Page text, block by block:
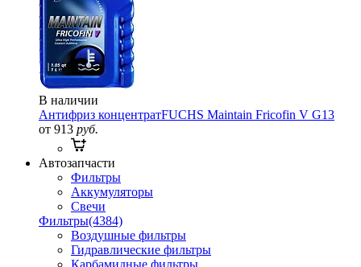
В наличии
Антифриз концентратFUCHS Maintain Fricofin V G13
от 913 руб.
Автозапчасти
Фильтры
Аккумуляторы
Свечи
Фильтры(4384)
Воздушные фильтры
Гидравлические фильтры
Карбамидные фильтры